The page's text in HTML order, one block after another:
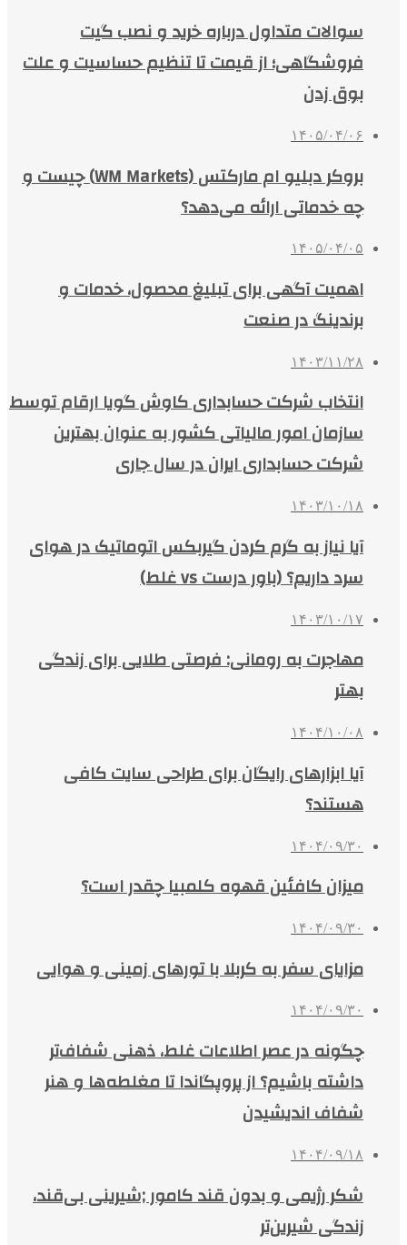
سوالات متداول درباره خرید و نصب گیت
فروشگاهی؛ از قیمت تا تنظیم حساسیت و علت
بوق زدن
۱۴۰۵/۰۴/۰۶
بروکر دبلیو ام مارکتس (WM Markets) چیست و
چه خدماتی ارائه می‌دهد؟
۱۴۰۵/۰۴/۰۵
اهمیت آگهی برای تبلیغ محصول، خدمات و
برندینگ در صنعت
۱۴۰۳/۱۱/۲۸
انتخاب شرکت حسابداری کاوش گویا ارقام توسط
سازمان امور مالیاتی کشور به عنوان بهترین
شرکت حسابداری ایران در سال جاری
۱۴۰۳/۱۰/۱۸
آیا نیاز به گرم کردن گیربکس اتوماتیک در هوای
سرد داریم؟ (باور درست vs غلط)
۱۴۰۳/۱۰/۱۷
مهاجرت به رومانی: فرصتی طلایی برای زندگی
بهتر
۱۴۰۴/۱۰/۰۸
آیا ابزارهای رایگان برای طراحی سایت کافی
هستند؟
۱۴۰۴/۰۹/۳۰
میزان کافئین قهوه کلمبیا چقدر است؟
۱۴۰۴/۰۹/۳۰
مزایای سفر به کربلا با تورهای زمینی و هوایی
۱۴۰۴/۰۹/۳۰
چگونه در عصر اطلاعات غلط، ذهنی شفاف‌تر
داشته باشیم؟ از پروپگاندا تا مغلطه‌ها و هنر
شفاف اندیشیدن
۱۴۰۴/۰۹/۱۸
شکر رژیمی و بدون قند کامور ;شیرینی بی‌قند،
زندگی شیرین‌تر